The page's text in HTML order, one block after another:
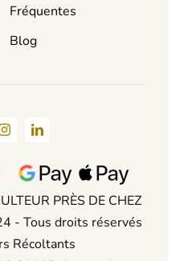
Fréquentes
Blog
PRÈS DE CHEZ
- Tous droits réservés
Récoltants